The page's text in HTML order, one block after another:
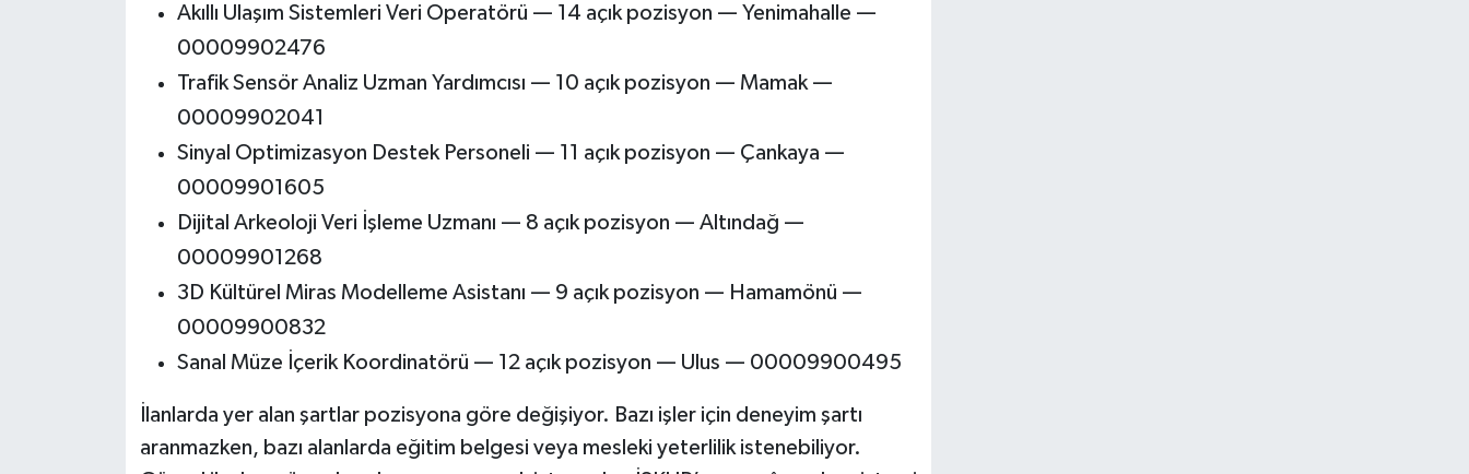
Akıllı Ulaşım Sistemleri Veri Operatörü — 14 açık pozisyon — Yenimahalle —
00009902476
Trafik Sensör Analiz Uzman Yardımcısı — 10 açık pozisyon — Mamak —
00009902041
Sinyal Optimizasyon Destek Personeli — 11 açık pozisyon — Çankaya —
00009901605
Dijital Arkeoloji Veri İşleme Uzmanı — 8 açık pozisyon — Altındağ —
00009901268
3D Kültürel Miras Modelleme Asistanı — 9 açık pozisyon — Hamamönü —
00009900832
Sanal Müze İçerik Koordinatörü — 12 açık pozisyon — Ulus — 00009900495
İlanlarda yer alan şartlar pozisyona göre değişiyor. Bazı işler için deneyim şartı
aranmazken, bazı alanlarda eğitim belgesi veya mesleki yeterlilik istenebiliyor.